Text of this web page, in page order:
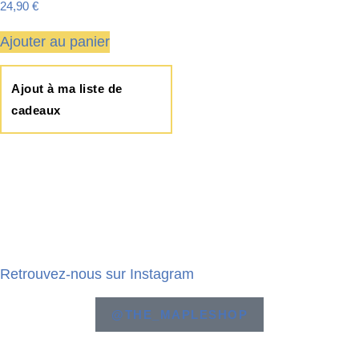
24,90 €
Ajouter au panier
Ajout à ma liste de
cadeaux
Retrouvez-nous sur Instagram
@THE_MAPLESHOP